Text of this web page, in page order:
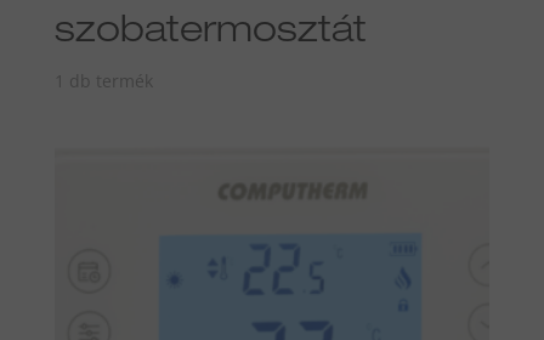
szobatermosztát
1 db termék